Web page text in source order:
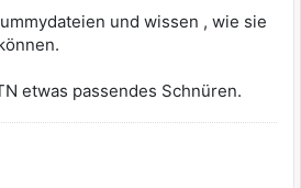
und wissen , wie sie
etwas passendes Schnüren.